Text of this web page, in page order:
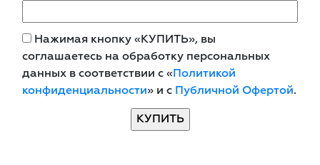
Нажимая кнопку «КУПИТЬ», вы
соглашаетесь на обработку персональных
данных в соответствии с «Политикой
конфиденциальности» и с Публичной Офертой.